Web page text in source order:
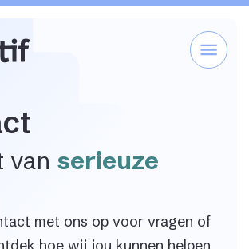
van serieuze
met ons op voor vragen of